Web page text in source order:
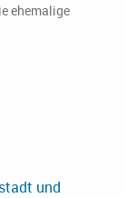
ehemalige
und